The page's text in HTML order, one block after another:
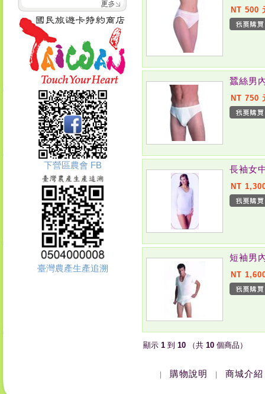
下營區農會 FB
臺灣農產生產追溯
NT 500
蠶絲男
NT 750
長袖女
NT
短袖男
NT
顯示 1 到 10 （共 10 個商品）
購物說明 商城介紹